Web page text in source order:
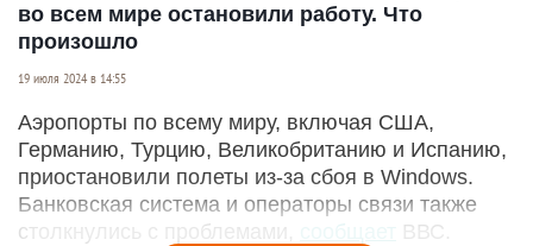
во всем мире остановили работу. Что
произошло
19 июля 2024 в 14:55
Аэропорты по всему миру, включая США,
Германию, Турцию, Великобританию и Испанию,
приостановили полеты из-за сбоя в Windows.
Банковская система и операторы связи также
столкнулись с проблемами,
сообщает ВВС.